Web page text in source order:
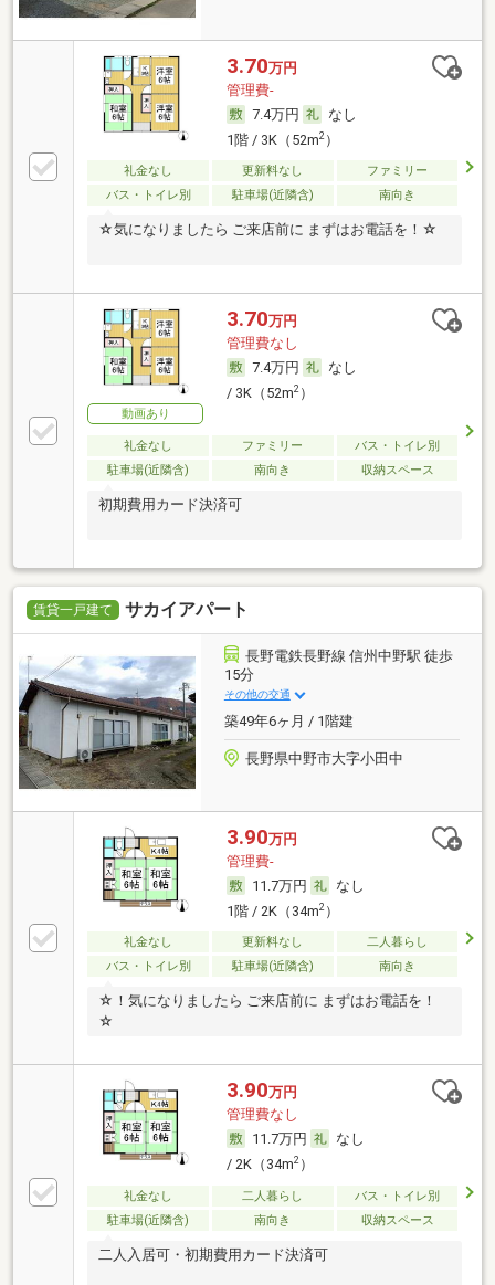
3.70万円
管理費-
7.4万円
なし
1階 / 3K（52m2）
礼金なし 更新料なし
ファミリー
バス・トイレ別
駐車場(近隣含) 南向き
☆気になりましたら ご来店前に まずはお電話を！☆
動画あり
3.70万円
管理費なし
7.4万円
なし
/ 3K（52m2）
礼金なし ファミリー
バス・トイレ別
駐車場(近隣含)
南向き 収納スペース
初期費用カード決済可
賃貸一戸建て サカイアパート
長野電鉄長野線 信州中野駅 徒歩
15分
その他の交通
築49年6ヶ月 / 1階建
長野県中野市大字小田中
3.90万円
管理費-
11.7万円
なし
1階 / 2K（34m2）
礼金なし 更新料なし
二人暮らし
バス・トイレ別
駐車場(近隣含) 南向き
☆！気になりましたら ご来店前に まずはお電話を！
☆
3.90万円
管理費なし
11.7万円
なし
/ 2K（34m2）
礼金なし 二人暮らし
バス・トイレ別
駐車場(近隣含)
南向き 収納スペース
二人入居可・初期費用カード決済可